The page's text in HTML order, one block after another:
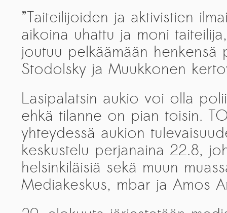
”Taiteilijoiden ja aktivistien
aikoina uhattu ja moni
joutuu pelkäämään henkensä
Stodolsky ja Muukkonen
Lasipalatsin aukio voi olla
ehkä tilanne on pian toisin.
yhteydessä aukion
keskustelu perjanaina 22.8,
helsinkiläisiä sekä muun
Mediakeskus, mbar ja Amos